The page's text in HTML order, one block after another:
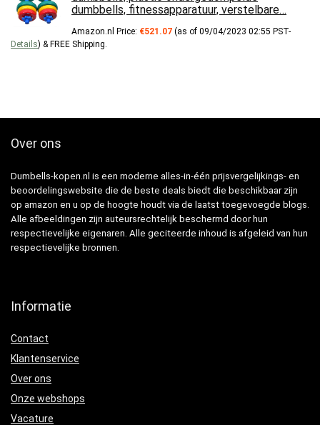
dumbbells, fitnessapparatuur, verstelbare…
Amazon.nl Price: €521.07 (as of 09/04/2023 02:55 PST-
Details) & FREE Shipping
Over ons
Dumbells-kopen.nl is een moderne alles-in-één prijsvergelijkings- en
beoordelingswebsite die de beste deals biedt die beschikbaar zijn
op amazon en u op de hoogte houdt via de laatst toegevoegde blogs.
Alle afbeeldingen zijn auteursrechtelijk beschermd door hun
respectievelijke eigenaren. Alle geciteerde inhoud is afgeleid van hun
respectievelijke bronnen.
Informatie
Contact
Klantenservice
Over ons
Onze webshops
Vacature